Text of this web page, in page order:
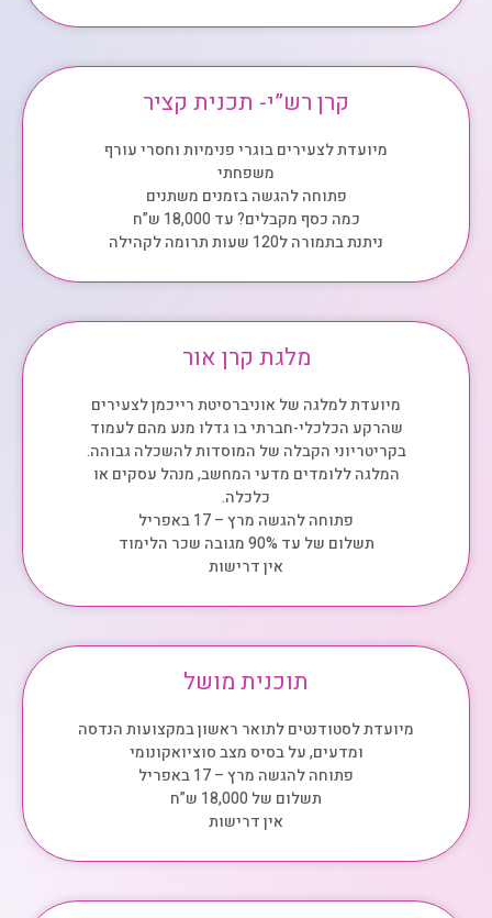
קרן רש”י- תכנית קציר
מיועדת לצעירים בוגרי פנימיות וחסרי עורף
משפחתי
פתוחה להגשה בזמנים משתנים
כמה כסף מקבלים? עד 18,000 ש”ח
ניתנת בתמורה ל120 שעות תרומה לקהילה
מלגת קרן אור
מיועדת למלגה של אוניברסיטת רייכמן לצעירים
שהרקע הכלכלי-חברתי בו גדלו מנע מהם לעמוד
בקריטריוני הקבלה של המוסדות להשכלה גבוהה.
המלגה ללומדים מדעי המחשב, מנהל עסקים או
כלכלה.
פתוחה להגשה מרץ – 17 באפריל
תשלום של עד 90% מגובה שכר הלימוד
אין דרישות
תוכנית מושל
מיועדת לסטודנטים לתואר ראשון במקצועות הנדסה
ומדעים, על בסיס מצב סוציואקונומי
פתוחה להגשה מרץ – 17 באפריל
תשלום של 18,000 ש”ח
אין דרישות